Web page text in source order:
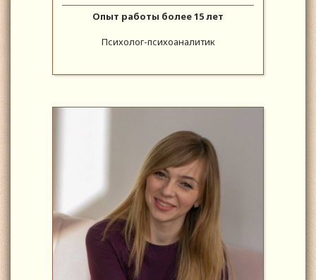
Опыт работы более 15 лет
Психолог-психоаналитик